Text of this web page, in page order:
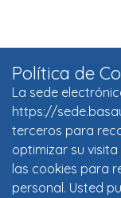
Política de
La sede
https://
terceros para
optimizar su
las cookies para
personal. Usted